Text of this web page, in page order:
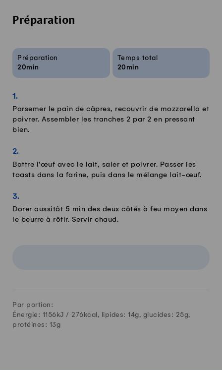
Préparation
Infos sur la recette
Préparation
20min
Temps total
20min
Parsemer le pain de câpres, recouvrir de mozzarella et
poivrer. Assembler les tranches 2 par 2 en pressant
bien.
Battre l'œuf avec le lait, saler et poivrer. Passer les
toasts dans la farine, puis dans le mélange lait-œuf.
Dorer aussitôt 5 min des deux côtés à feu moyen dans
le beurre à rôtir. Servir chaud.
Par portion:
Énergie: 1156kJ / 276 kcal, lipides: 14g, glucides: 25g,
protéines: 13g